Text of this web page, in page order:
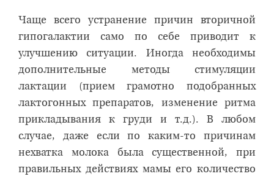
Чаще всего устранение причин вторичной
гипогалактии само по себе приводит к
улучшению ситуации. Иногда необходимы
дополнительные методы стимуляции
лактации (прием грамотно подобранных
лактогонных препаратов, изменение ритма
прикладывания к груди и т.д.). В любом
случае, даже если по каким-то причинам
нехватка молока была существенной, при
правильных действиях мамы его количество